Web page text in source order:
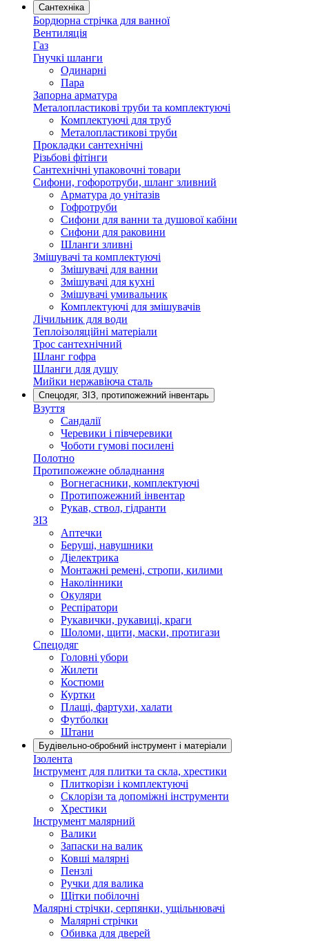
Сантехніка
Бордюрна стрічка для ванної
Вентиляція
Газ
Гнучкі шланги
Одинарні
Пара
Запорна арматура
Металопластикові труби та комплектуючі
Комплектуючі для труб
Металопластикові труби
Прокладки сантехнічні
Різьбові фітінги
Сантехнічні упаковочні товари
Сифони, гофоротруби, шланг зливний
Арматура до унітазів
Гофротруби
Сифони для ванни та душової кабіни
Сифони для раковини
Шланги зливні
Змішувачі та комплектуючі
Змішувачі для ванни
Змішувачі для кухні
Змішувачі умивальник
Комплектуючі для змішувачів
Лічильник для води
Теплоізоляційні матеріали
Трос сантехнічний
Шланг гофра
Шланги для душу
Мийки нержавіюча сталь
Спецодяг, ЗІЗ, протипожежний інвентарь
Взуття
Сандалії
Черевики і півчеревики
Чоботи гумові посилені
Полотно
Протипожежне обладнання
Вогнегасники, комплектуючі
Протипожежний інвентар
Рукав, ствол, гідранти
ЗІЗ
Аптечки
Беруші, навушники
Діелектрика
Монтажні ремені, стропи, килими
Наколінники
Окуляри
Респіратори
Рукавички, рукавиці, краги
Шоломи, щити, маски, протигази
Спецодяг
Головні убори
Жилети
Костюми
Куртки
Плащі, фартухи, халати
Футболки
Штани
Будівельно-обробний інструмент і матеріали
Ізолента
Інструмент для плитки та скла, хрестики
Плиткорізи і комплектуючі
Склорізи та допоміжні інструменти
Хрестики
Інструмент малярний
Валики
Запаски на валик
Ковші малярні
Пензлі
Ручки для валика
Щітки побілочні
Малярні стрічки, серпянки, ущільнювачі
Малярні стрічки
Обивка для дверей